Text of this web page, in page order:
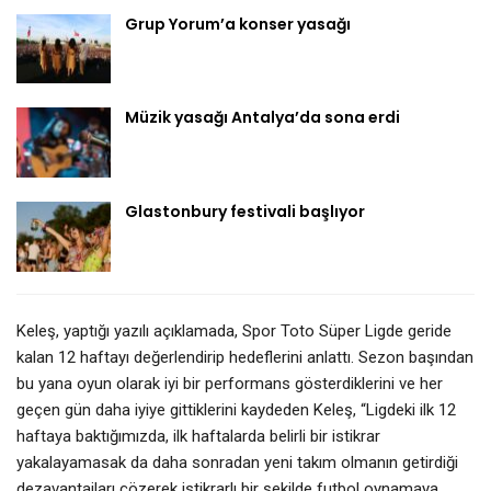
Grup Yorum’a konser yasağı
Müzik yasağı Antalya’da sona erdi
Glastonbury festivali başlıyor
Keleş, yaptığı yazılı açıklamada, Spor Toto Süper Ligde geride
kalan 12 haftayı değerlendirip hedeflerini anlattı. Sezon başından
bu yana oyun olarak iyi bir performans gösterdiklerini ve her
geçen gün daha iyiye gittiklerini kaydeden Keleş, “Ligdeki ilk 12
haftaya baktığımızda, ilk haftalarda belirli bir istikrar
yakalayamasak da daha sonradan yeni takım olmanın getirdiği